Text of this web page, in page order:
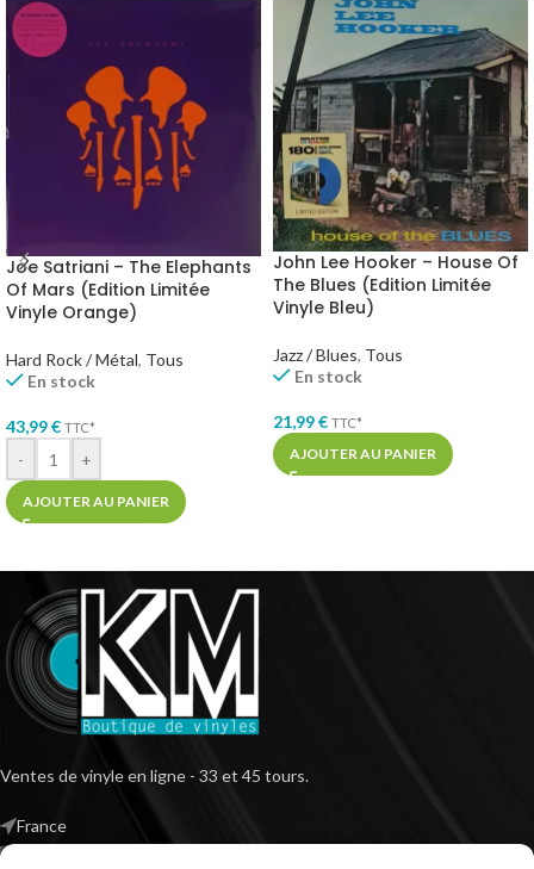
Joe Satriani – The Elephants
Of Mars (Edition Limitée
Vinyle Orange)
Hard Rock / Métal, Tous
En stock
43,99€ TTC*
- +
AJOUTER AU PANIER
John Lee Hooker – House Of
The Blues (Edition Limitée
Vinyle Bleu)
Jazz / Blues, Tous
En stock
21,99€ TTC*
AJOUTER AU PANIER
Ventes de vinyle en ligne - 33 et 45 tours.
France